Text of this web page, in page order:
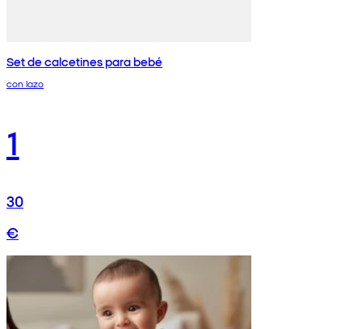
Set de calcetines para bebé
con lazo
1
30
€